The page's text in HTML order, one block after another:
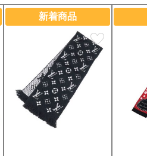
新着商品
favorite